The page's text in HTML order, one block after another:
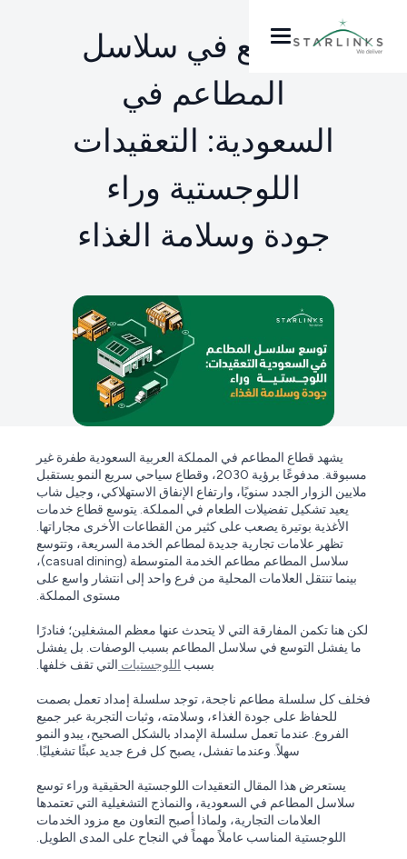
التوسع في سلاسل
المطاعم في
السعودية: التعقيدات
اللوجستية وراء
جودة وسلامة الغذاء
يشهد قطاع المطاعم في المملكة العربية السعودية طفرة غير
مسبوقة. مدفوعًا برؤية 2030، وقطاع سياحي سريع النمو يستقبل
ملايين الزوار الجدد سنويًا، وارتفاع الإنفاق الاستهلاكي، وجيل شاب
يعيد تشكيل تفضيلات الطعام في المملكة. يتوسع قطاع خدمات
الأغذية بوتيرة يصعب على كثير من القطاعات الأخرى مجاراتها.
تظهر علامات تجارية جديدة لمطاعم الخدمة السريعة، وتتوسع
سلاسل المطاعم مطاعم الخدمة المتوسطة (casual dining)،
بينما تنتقل العلامات المحلية من فرع واحد إلى انتشار واسع على
مستوى المملكة.
لكن هنا تكمن المفارقة التي لا يتحدث عنها معظم المشغلين؛ فنادرًا
ما يفشل التوسع في سلاسل المطاعم بسبب الوصفات. بل يفشل
بسبب اللوجستيات التي تقف خلفها.
فخلف كل سلسلة مطاعم ناجحة، توجد سلسلة إمداد تعمل بصمت
للحفاظ على جودة الغذاء، وسلامته، وثبات التجربة عبر جميع
الفروع. عندما تعمل سلسلة الإمداد بالشكل الصحيح، يبدو النمو
سهلاً. وعندما تفشل، يصبح كل فرع جديد عبئًا تشغيليًا.
يستعرض هذا المقال التعقيدات اللوجستية الحقيقية وراء توسع
سلاسل المطاعم في السعودية، والنماذج التشغيلية التي تعتمدها
العلامات التجارية، ولماذا أصبح التعاون مع مزود الخدمات
اللوجستية المناسب عاملاً مهماً في النجاح على المدى الطويل.